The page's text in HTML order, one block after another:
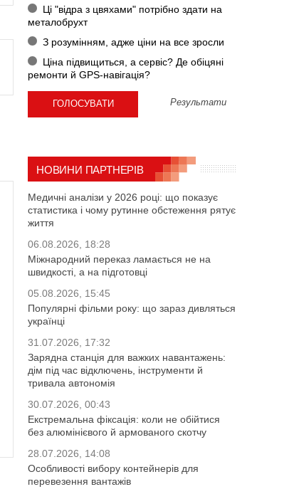
Ці "відра з цвяхами" потрібно здати на
металобрухт
З розумінням, адже ціни на все зросли
Ціна підвищиться, а сервіс? Де обіцяні
ремонти й GPS-навігація?
Результати
НОВИНИ ПАРТНЕРІВ
Медичні аналізи у 2026 році: що показує
статистика і чому рутинне обстеження рятує
життя
06.08.2026, 18:28
Міжнародний переказ ламається не на
швидкості, а на підготовці
05.08.2026, 15:45
Популярні фільми року: що зараз дивляться
українці
31.07.2026, 17:32
Зарядна станція для важких навантажень:
дім під час відключень, інструменти й
тривала автономія
30.07.2026, 00:43
Екстремальна фіксація: коли не обійтися
без алюмінієвого й армованого скотчу
28.07.2026, 14:08
Особливості вибору контейнерів для
перевезення вантажів